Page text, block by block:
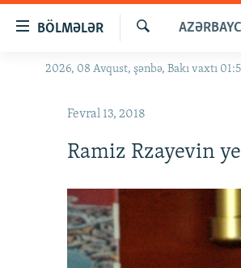
naviqasiyaya
BÖLMƏLƏR
GÜNDƏM
#ƏSLINDƏ
FƏRQƏ BAX
QANUNI DOĞRU
ARAŞDIRMA
Axtar
2026, 08 Avqust, şənbə, Bakı vaxtı
Fevral 13, 2018
Ramiz Rzayevin